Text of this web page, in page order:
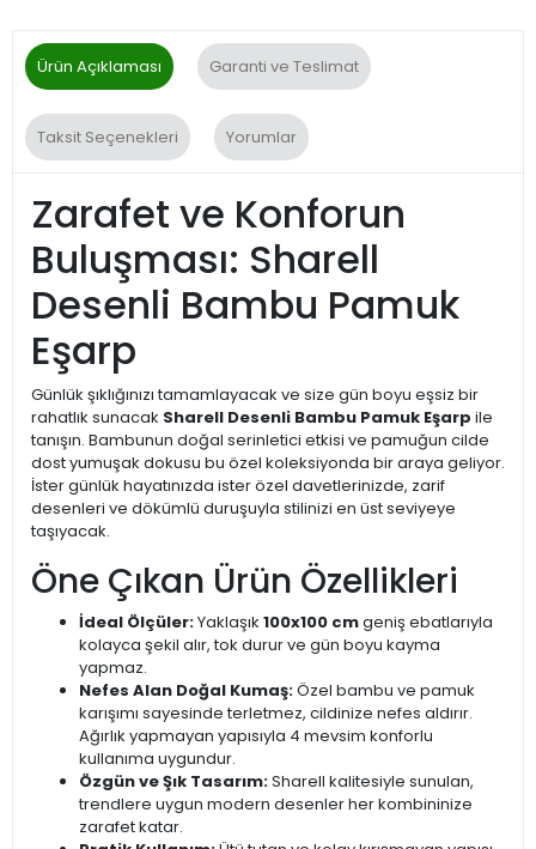
Ürün Açıklaması Garanti ve Teslimat
Taksit Seçenekleri Yorumlar
Zarafet ve Konforun
Buluşması: Sharell
Desenli Bambu Pamuk
Eşarp
Günlük şıklığınızı tamamlayacak ve size gün boyu eşsiz bir
rahatlık sunacak Sharell Desenli Bambu Pamuk Eşarp ile
tanışın. Bambunun doğal serinletici etkisi ve pamuğun cilde
dost yumuşak dokusu bu özel koleksiyonda bir araya geliyor.
İster günlük hayatınızda ister özel davetlerinizde, zarif
desenleri ve dökümlü duruşuyla stilinizi en üst seviyeye
taşıyacak.
Öne Çıkan Ürün Özellikleri
İdeal Ölçüler:Yaklaşık 100x100 cmgeniş ebatlarıyla
kolayca şekil alır, tok durur ve gün boyu kayma
yapmaz.
Nefes Alan Doğal Kumaş:Özel bambu ve pamuk
karışımı sayesinde terletmez, cildinize nefes aldırır.
Ağırlık yapmayan yapısıyla 4 mevsim konforlu
kullanıma uygundur.
Özgün ve Şık Tasarım:Sharell kalitesiyle sunulan,
trendlere uygun modern desenler her kombininize
zarafet katar.